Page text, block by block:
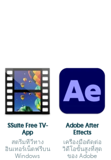
SSuite Free TV-
App
สตรีมทีวีทาง
อินเทอร์เน็ตฟรีบน
Windows
Adobe After
Effects
เครื่องมือตัดต่อ
วิดีโอขั้นสูงที่สุด
ของ Adobe